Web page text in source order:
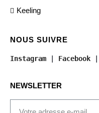
Keeling
NOUS SUIVRE
Instagram | Facebook |
NEWSLETTER